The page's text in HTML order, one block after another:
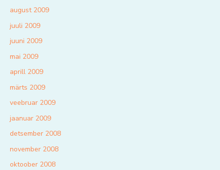
august 2009
juuli 2009
juuni 2009
mai 2009
aprill 2009
märts 2009
veebruar 2009
jaanuar 2009
detsember 2008
november 2008
oktoober 2008